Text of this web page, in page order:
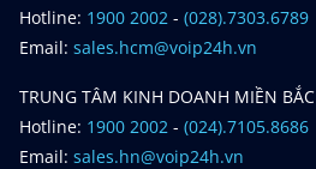
Hotline: 1900 2002 - (028).7303.6789
Email: sales.hcm@voip24h.vn
TRUNG TÂM KINH DOANH MIỀN BẮC
Hotline: 1900 2002 - (024).7105.8686
Email: sales.hn@voip24h.vn